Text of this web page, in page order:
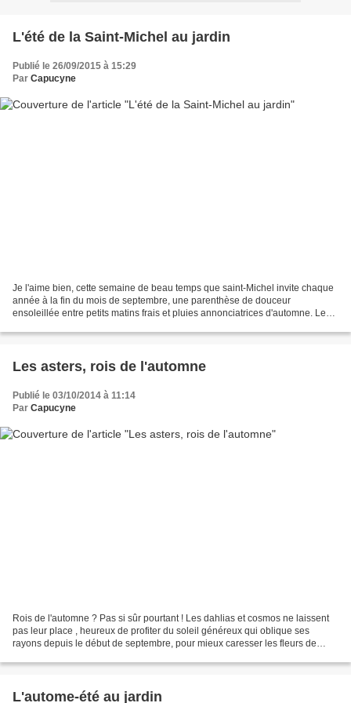
L'été de la Saint-Michel au jardin
Publié le 26/09/2015 à 15:29
Par Capucyne
Je l'aime bien, cette semaine de beau temps que saint-Michel invite chaque
année à la fin du mois de septembre, une parenthèse de douceur
ensoleillée entre petits matins frais et pluies annonciatrices d'automne. Le
Les asters, rois de l'automne
Publié le 03/10/2014 à 11:14
Par Capucyne
Rois de l'automne ? Pas si sûr pourtant ! Les dahlias et cosmos ne laissent
pas leur place , heureux de profiter du soleil généreux qui oblique ses
rayons depuis le début de septembre, pour mieux caresser les fleurs de
L'autome-été au jardin